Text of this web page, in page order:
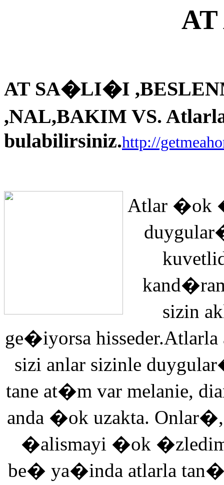
AT SA�LI�I
,NAL,BAKIM VS.
bulabilirsiniz.http://
Atlar �ok
sizin
ge�iyorsa
sizi anlar sizinle
tane at�m var melanie,
anda �ok uzakta.
�alismayi �ok
be� ya�inda atlarla